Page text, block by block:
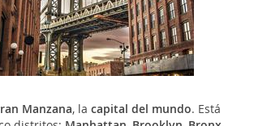
Manzana, la capital del mundo. Está